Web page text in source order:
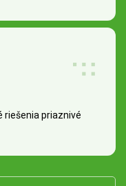
riešenia priaznivé